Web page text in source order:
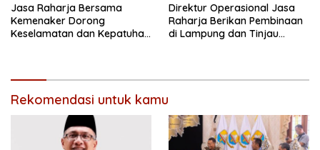
Jasa Raharja Bersama
Kemenaker Dorong
Keselamatan dan Kepatuhan
Direktur Operasional Jasa
Raharja Berikan Pembinaan
di Lampung dan Tinjau
Rekomendasi untuk kamu